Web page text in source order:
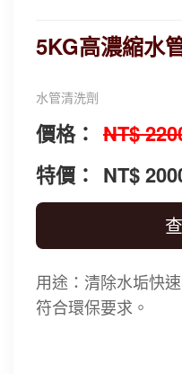
5KG高濃縮水
水管清洗劑
價格： NT$
特價： NT$
用途：清除水垢快
符合環保要求。